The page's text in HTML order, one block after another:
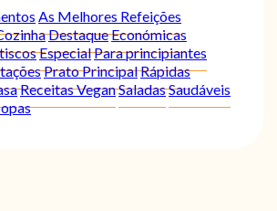
As Melhores Refeições
DestaqueEconómicas
EspecialPara principiantes
Prato PrincipalRápidas
Receitas VeganSaladasSaudáveis